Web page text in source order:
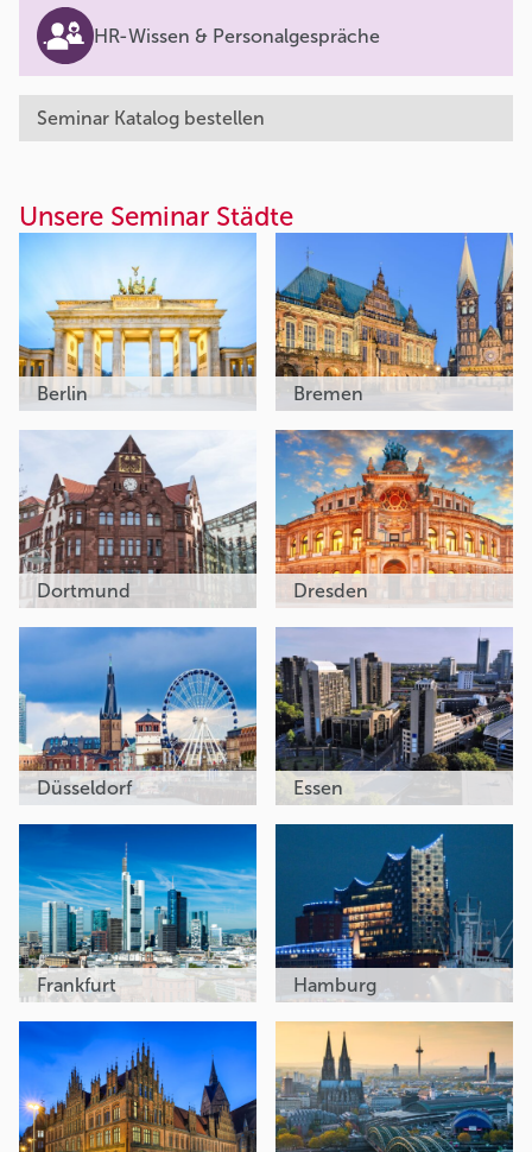
HR-Wissen & Personalgespräche
Seminar Katalog bestellen
Unsere Seminar Städte
Berlin Bremen
Dortmund Dresden
Düsseldorf Essen
Frankfurt Hamburg